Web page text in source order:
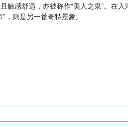
触感舒适，亦被称作“美人之泉”。在
，则是另一番奇特景象。